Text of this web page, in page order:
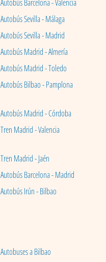
Autobús Barcelona - Valencia
Autobús Sevilla - Málaga
Autobús Sevilla - Madrid
Autobús Madrid - Almería
Autobús Madrid - Toledo
Autobús Bilbao - Pamplona
Autobús Madrid - Córdoba
Tren Madrid - Valencia
Tren Madrid - Jaén
Autobús Barcelona - Madrid
Autobús Irún - Bilbao
Autobuses a Bilbao